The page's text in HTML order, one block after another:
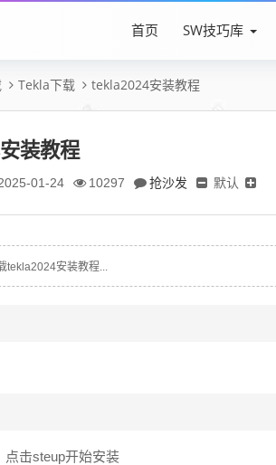
首页 SW技巧库
Tekla下载 tekla2024安装教程
装教程
01-24 10297 抢沙发 默认
tekla2024安装教程...
点击steup开始安装